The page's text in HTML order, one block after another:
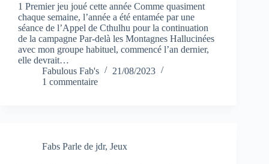
1 Premier jeu joué cette année Comme quasiment
chaque semaine, l’année a été entamée par une
séance de l’Appel de Cthulhu pour la continuation
de la campagne Par-delà les Montagnes Hallucinées
avec mon groupe habituel, commencé l’an dernier,
elle devrait…
Fabulous Fab's
21/08/2023
1 commentaire
Fabs Parle de jdr, Jeux